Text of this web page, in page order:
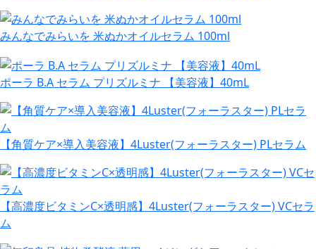
みんなでみらいを 米ぬかオイルセラム 100ml
ポーラ B.A セラム プリズルミナ 【美容液】40mL
【角質ケア×導入美容液】4Luster(フォーラスター) PLセラム
【高濃度ビタミンC×透明感】4Luster(フォーラスター) VCセラ
ム